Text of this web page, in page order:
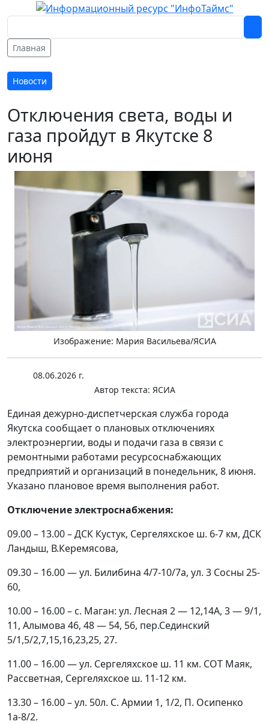
Главная
Новости
Отключения света, воды и
газа пройдут в Якутске 8
июня
Изображение: Мария Васильева/ЯСИА
08.06.2026 г.
Автор текста: ЯСИА
Единая дежурно-диспетчерская служба города
Якутска сообщает о плановых отключениях
электроэнергии, воды и подачи газа в связи с
ремонтными работами ресурсоснабжающих
предприятий и организаций в понедельник, 8 июня.
Указано плановое время выполнения работ.
Отключение электроснабжения:
09.00 – 13.00 – ДСК Кустук, Сергеляхское ш. 6-7 км, ДСК
Ландыш, В.Керемясова,
09.30 – 16.00 — ул. Билибина 4/7-10/7а, ул. 3 Сосны 25-
60,
10.00 – 16.00 – с. Маган: ул. Лесная 2 — 12,14А, 3 — 9/1,
11, Алымова 46, 48 — 54, 56, пер.Сединский
5/1,5/2,7,15,16,23,25, 27.
11.00 – 16.00 — ул. Сергеляхское ш. 11 км. СОТ Маяк,
Рассветная, Сергеляхское ш. 11-12 км.
13.30 – 16.00 – ул. 50л. С. Армии 1, 1/2, П. Осипенко
1а-8/2.